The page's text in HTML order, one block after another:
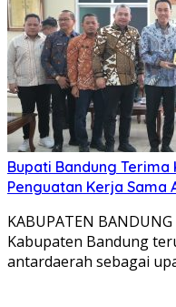
Bupati Bandung Terima
Penguatan Kerja Sama
KABUPATEN
Kabupaten Bandung
antardaerah sebagai